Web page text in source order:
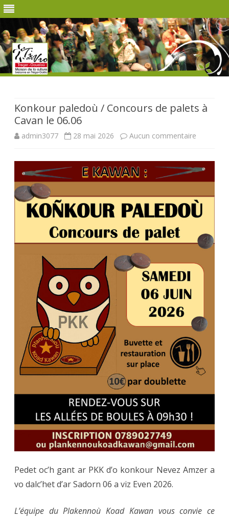
Konkour paledoù / Concours de palets à
Cavan le 06.06
admin3077 28 mai 2026 Aucun commentaire
paledoù
palets
à
06.06
Pedet oc’h gant ar PKK d’o konkour Nevez Amzer a
vo dalc’het d’ar Sadorn 06 a viz Even 2026.
L’équipe du Plakennoù Koad Kawan vous convie ce